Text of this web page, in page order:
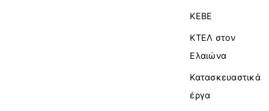
ΚΕΒΕ
ΚΤΕΛ στον
Ελαιώνα
Κατασκευαστικά
έργα